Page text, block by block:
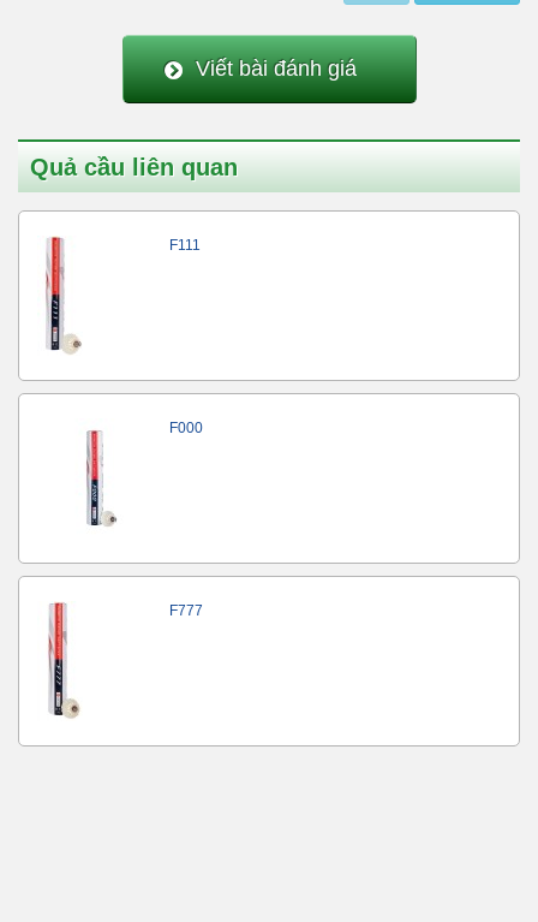
Viết bài đánh giá
Quả cầu liên quan
F111
F000
F777